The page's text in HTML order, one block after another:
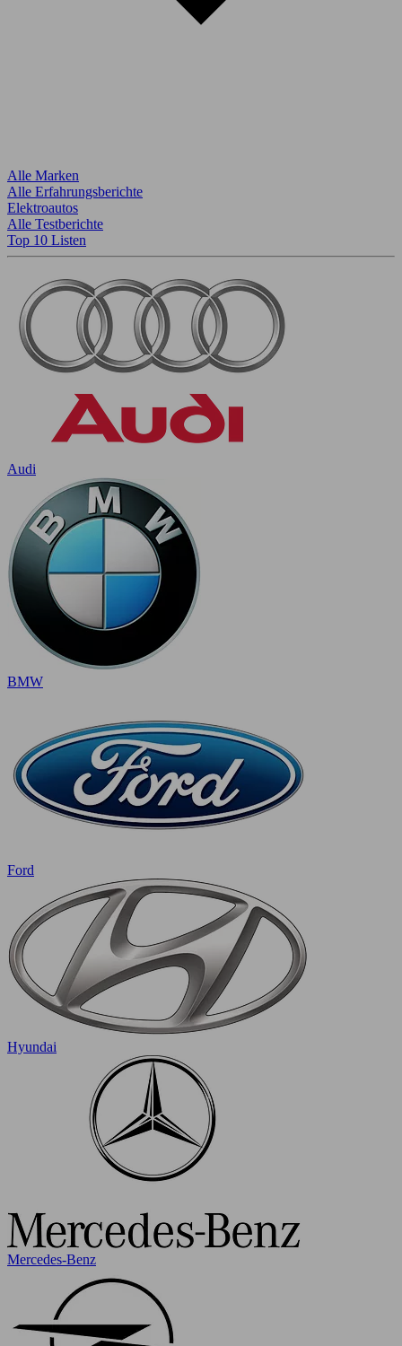
Alle Marken
Alle Erfahrungsberichte
Elektroautos
Alle Testberichte
Top 10 Listen
Audi
BMW
Ford
Hyundai
Mercedes-Benz